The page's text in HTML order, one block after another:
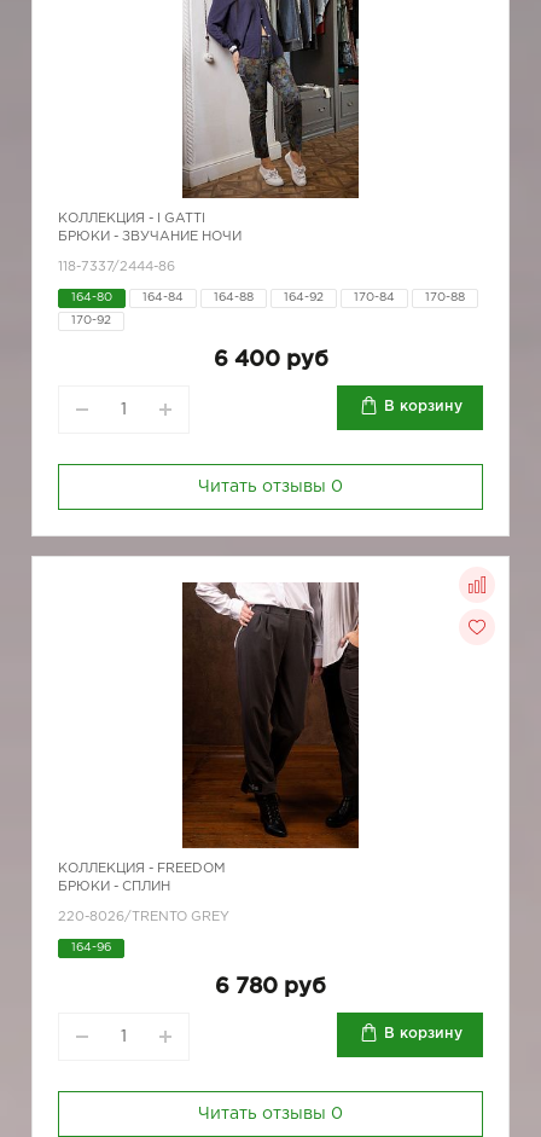
КОЛЛЕКЦИЯ -
I GATTI
БРЮКИ - ЗВУЧАНИЕ НОЧИ
118-7337/2444-86
164-80 164-84 164-88 164-92 170-84 170-88
170-92
6 400 руб
В корзину
Читать отзывы 0
КОЛЛЕКЦИЯ - FREEDOM
БРЮКИ - СПЛИН
220-8026/TRENTO GREY
164-96
6 780 руб
В корзину
Читать отзывы 0